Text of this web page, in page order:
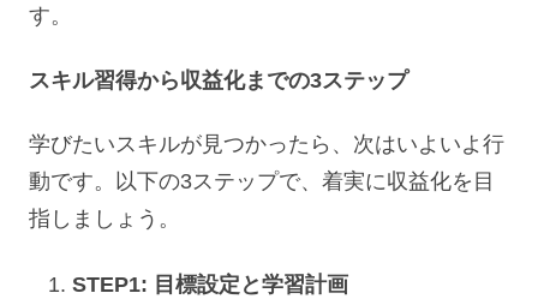
す。
スキル習得から収益化までの3ステップ
学びたいスキルが見つかったら、次はいよいよ行
動です。以下の3ステップで、着実に収益化を目
指しましょう。
STEP1: 目標設定と学習計画